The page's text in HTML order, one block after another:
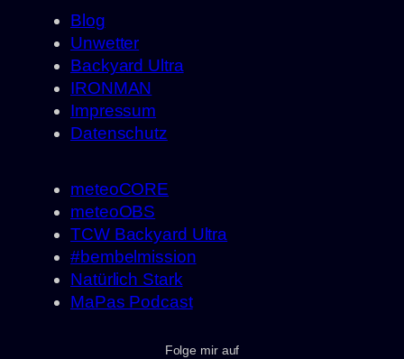
Blog
Unwetter
Backyard Ultra
IRONMAN
Impressum
Datenschutz
meteoCORE
meteoOBS
TCW Backyard Ultra
#bembelmission
Natürlich Stark
MaPas Podcast
Folge mir auf